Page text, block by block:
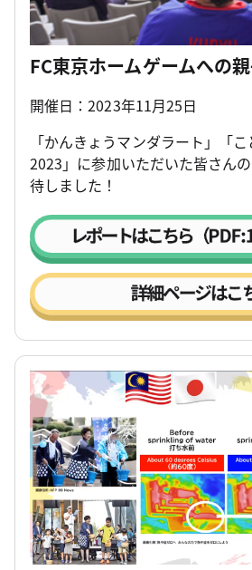
FC東京ホームゲームへの
開催日：2023年11月25日
「かんきょうマンダラート」「
2023」に参加いただいた皆さん
待しました！